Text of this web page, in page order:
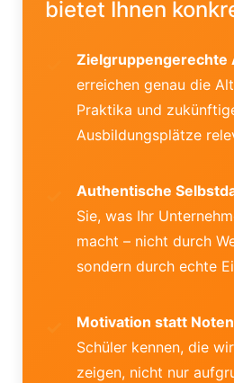
bietet Ihnen
Zielgruppengerechte
erreichen genau die
Praktika und
Ausbildungsplätze
Authentische
Sie, was Ihr
macht – nicht durch
sondern durch echte
Motivation statt
Schüler kennen, die
zeigen, nicht nur